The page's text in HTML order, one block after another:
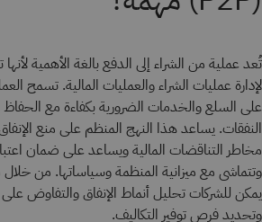
تُعد عملية من الشراء إلى الدفع بالغة الأهمية
لإدارة عمليات الشراء والعمليات المالية. تسمح
على السلع والخدمات الضرورية بكفاءة مع
النفقات. يساعد هذا النهج المنظم على منع
مخاطر التناقضات المالية ويساعد على ضمان
وتتماشى مع ميزانية المنظمة وسياساتها. من خلال
يمكن للشركات تحليل أنماط الإنفاق والتفاوض
وتحديد فرص توفير التكاليف.